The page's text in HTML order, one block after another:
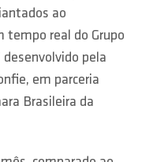
ao
tempo real do Grupo
desenvolvido pela
em parceria
Brasileira da